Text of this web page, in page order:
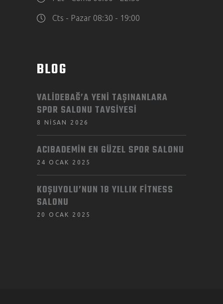
Cts - Pazar 08:30 - 19:00
BLOG
VALIDEBAĞ’A YENI TAŞINANLARA
SPOR SALONU TAVSIYESI
8 NISAN 2026
ACIBADEMIN EN GÜZEL SPOR SALONU
24 OCAK 2025
KOŞUYOLU’NUN 18 YILLIK FITNESS
SALONU
20 OCAK 2025